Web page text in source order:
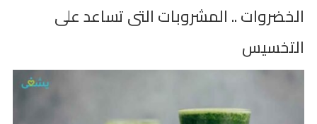
الخضروات .. المشروبات التى تساعد على
التخسيس